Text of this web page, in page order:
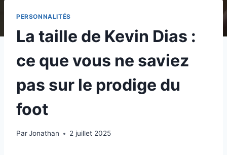
PERSONNALITÉS
La taille de Kevin Dias :
ce que vous ne saviez
pas sur le prodige du
foot
ParJonathan 2 juillet 2025